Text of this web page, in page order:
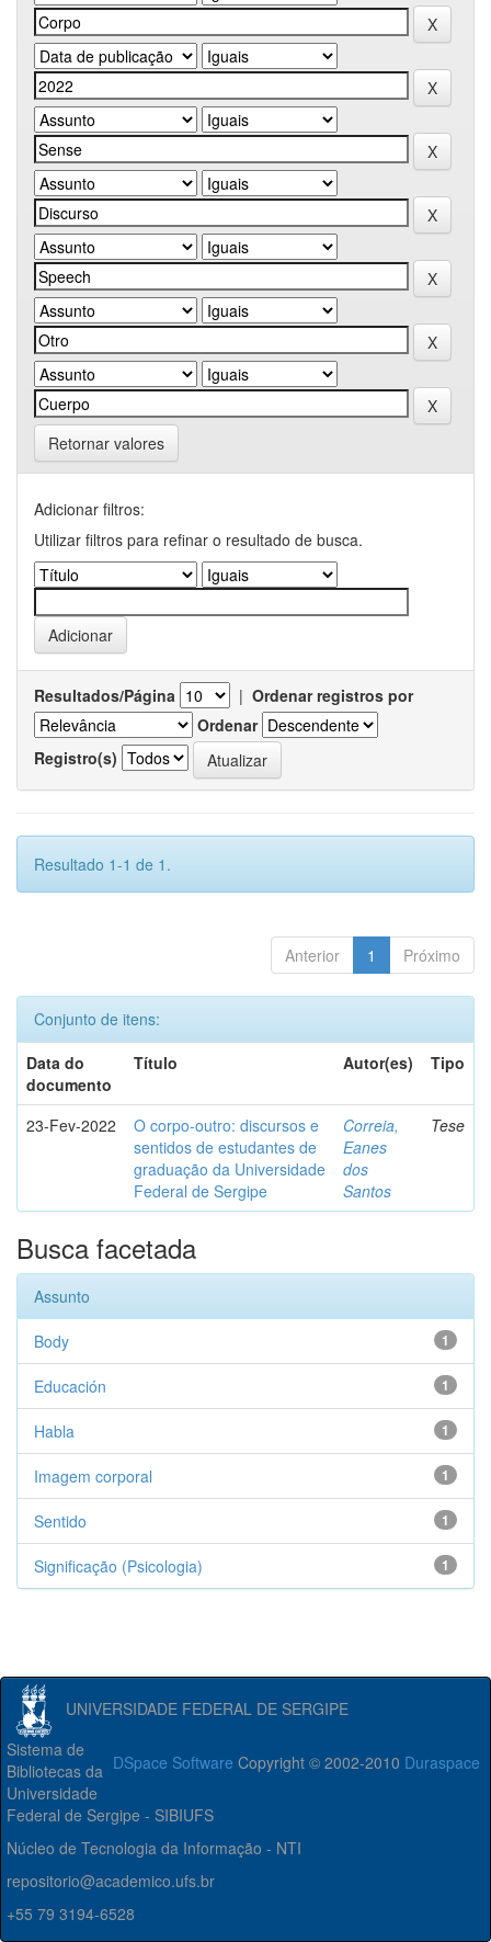
Retornar valores
Adicionar filtros:
Utilizar filtros para refinar o resultado de busca.
Resultados/Página | Ordenar registros por
Ordenar
Registro(s)
Resultado 1-1 de 1.
Anterior 1 Próximo
Conjunto de itens:
Data do
documento
Título Autor(es) Tipo
23-Fev-2022
O corpo-outro: discursos e
sentidos de estudantes de
graduação da Universidade
Federal de Sergipe
Correia,
Eanes
dos
Santos
Tese
Busca facetada
Assunto
1
Body
1
Educación
1
Habla
1
Imagem corporal
1
Sentido
1
Significação (Psicologia)
UNIVERSIDADE FEDERAL DE SERGIPE
DSpace Software Copyright © 2002-2010 Duraspace
Sistema de
Bibliotecas da
Universidade
Federal de Sergipe - SIBIUFS
Núcleo de Tecnologia da Informação - NTI
repositorio@academico.ufs.br
+55 79 3194-6528